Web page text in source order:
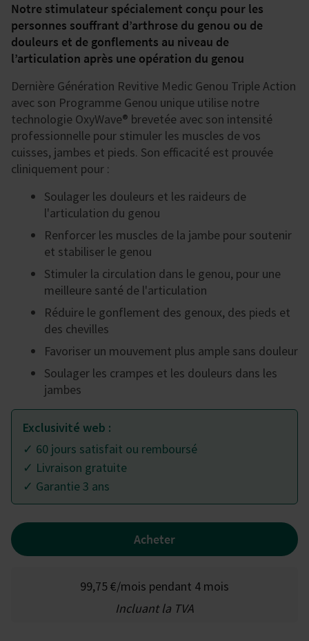
Notre stimulateur spécialement conçu pour les
personnes souffrant d’arthrose du genou ou de
douleurs et de gonflements au niveau de
l’articulation après une opération du genou
Dernière Génération Revitive Medic Genou Triple Action
avec son Programme Genou unique utilise notre
technologie OxyWave® brevetée avec son intensité
professionnelle pour stimuler les muscles de vos
cuisses, jambes et pieds. Son efficacité est prouvée
cliniquement pour :
Soulager les douleurs et les raideurs de
l'articulation du genou
Renforcer les muscles de la jambe pour soutenir
et stabiliser le genou
Stimuler la circulation dans le genou, pour une
meilleure santé de l'articulation
Réduire le gonflement des genoux, des pieds et
des chevilles
Favoriser un mouvement plus ample sans douleur
Soulager les crampes et les douleurs dans les
jambes
Exclusivité web :
✓ 60 jours satisfait ou remboursé
✓ Livraison gratuite
✓ Garantie 3 ans
Acheter
99,75 €/mois pendant 4 mois
Incluant la TVA